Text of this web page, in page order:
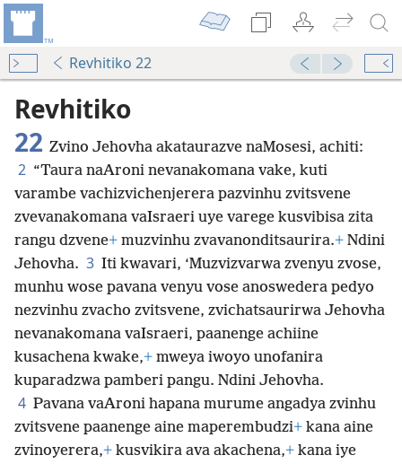
Revhitiko 22
Revhitiko
22 Zvino Jehovha akataurazve naMosesi, achiti:
2 “Taura naAroni nevanakomana vake, kuti
varambe vachizvichenjerera pazvinhu zvitsvene
zvevanakomana vaIsraeri uye varege kusvibisa zita
rangu dzvene+ muzvinhu zvavanonditsaurira.+ Ndini
Jehovha. 3 Iti kwavari, ‘Muzvizvarwa zvenyu zvose,
munhu wose pavana venyu vose anoswedera pedyo
nezvinhu zvacho zvitsvene, zvichatsaurirwa Jehovha
nevanakomana vaIsraeri, paanenge achiine
kusachena kwake,+ mweya iwoyo unofanira
kuparadzwa pamberi pangu. Ndini Jehovha.
4 Pavana vaAroni hapana murume angadya zvinhu
zvitsvene paanenge aine maperembudzi+ kana aine
zvinoyerera,+ kusvikira ava akachena,+ kana iye